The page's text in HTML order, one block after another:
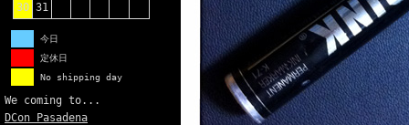
30 31
今日
定休日
No shipping day
We coming to...
DCon Pasadena